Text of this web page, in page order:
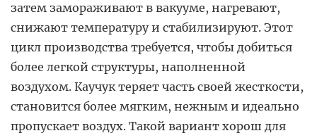
затем замораживают в вакууме, нагревают,
снижают температуру и стабилизируют. Этот
цикл производства требуется, чтобы добиться
более легкой структуры, наполненной
воздухом. Каучук теряет часть своей жесткости,
становится более мягким, нежным и идеально
пропускает воздух. Такой вариант хорош для